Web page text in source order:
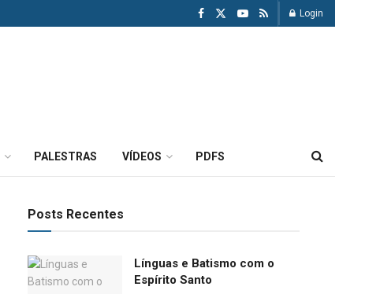
Login
PALESTRAS VÍDEOS PDFS
Posts Recentes
Línguas e Batismo com o
Espírito Santo